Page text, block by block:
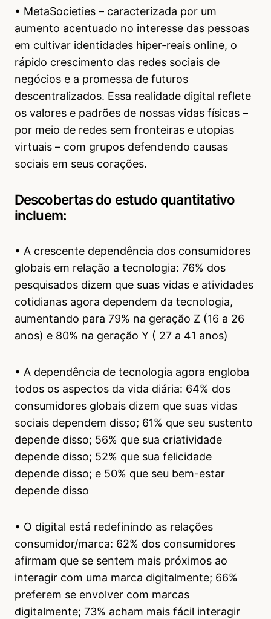
• MetaSocieties – caracterizada por um
aumento acentuado no interesse das pessoas
em cultivar identidades hiper-reais online, o
rápido crescimento das redes sociais de
negócios e a promessa de futuros
descentralizados. Essa realidade digital reflete
os valores e padrões de nossas vidas físicas –
por meio de redes sem fronteiras e utopias
virtuais – com grupos defendendo causas
sociais em seus corações.
Descobertas do estudo quantitativo
incluem:
• A crescente dependência dos consumidores
globais em relação a tecnologia: 76% dos
pesquisados ​​dizem que suas vidas e atividades
cotidianas agora dependem da tecnologia,
aumentando para 79% na geração Z (16 a 26
anos) e 80% na geração Y ( 27 a 41 anos)
• A dependência de tecnologia agora engloba
todos os aspectos da vida diária: 64% dos
consumidores globais dizem que suas vidas
sociais dependem disso; 61% que seu sustento
depende disso; 56% que sua criatividade
depende disso; 52% que sua felicidade
depende disso; e 50% que seu bem-estar
depende disso
• O digital está redefinindo as relações
consumidor/marca: 62% dos consumidores
afirmam que se sentem mais próximos ao
interagir com uma marca digitalmente; 66%
preferem se envolver com marcas
digitalmente; 73% acham mais fácil interagir